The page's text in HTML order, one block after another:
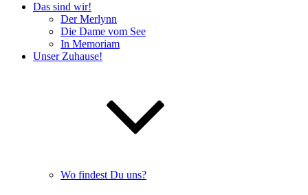
Das sind wir!
Der Merlynn
Die Dame vom See
In Memoriam
Unser Zuhause!
Wo findest Du uns?